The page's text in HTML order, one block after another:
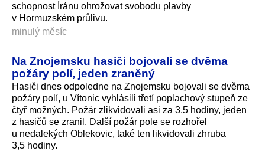
schopnost Íránu ohrožovat svobodu plavby
v Hormuzském průlivu.
minulý měsíc
Na Znojemsku hasiči bojovali se dvěma
požáry polí, jeden zraněný
Hasiči dnes odpoledne na Znojemsku bojovali se dvěma
požáry polí, u Vítonic vyhlásili třetí poplachový stupeň ze
čtyř možných. Požár zlikvidovali asi za 3,5 hodiny, jeden
z hasičů se zranil. Další požár pole se rozhořel
u nedalekých Oblekovic, také ten likvidovali zhruba
3,5 hodiny.